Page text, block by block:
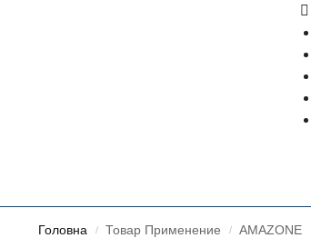
Головна / Товар Применение / AMAZONE